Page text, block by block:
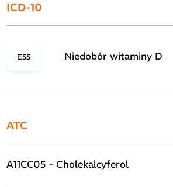
ICD-10
E55 Niedobór witaminy D
ATC
A11CC05 - Cholekalcyferol